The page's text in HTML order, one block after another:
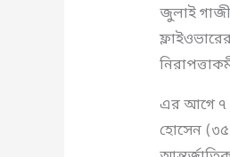
জুলাই
এর আগে ৭
হোসেন